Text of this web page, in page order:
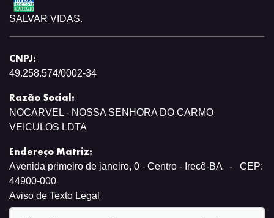
SALVAR VIDAS.
CNPJ:
49.258.574/0002-34
Razão Social:
NOCARVEL - NOSSA SENHORA DO CARMO
VEICULOS LDTA
Endereço Matriz:
Avenida primeiro de janeiro, 0 - Centro - Irecê-BA -
CEP:
44900-000
Aviso de Texto Legal